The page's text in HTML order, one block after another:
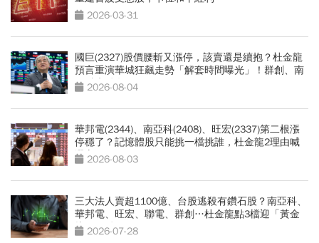
2026-03-31
國巨(2327)股價腰斬又漲停，該賣還是續抱？杜金龍
預言重演華城狂飆走勢「解套時間曝光」！群創、南
亞科也點名
2026-08-04
華邦電(2344)、南亞科(2408)、旺宏(2337)第二根漲
停穩了？記憶體股只能挑一檔挑誰，杜金龍2理由喊
選它2026-08-03
三大法人賣超1100億、台股逃殺有鑽石股？南亞科、
華邦電、旺宏、聯電、群創…杜金龍點3檔迎「黃金
坑」買點
2026-07-28